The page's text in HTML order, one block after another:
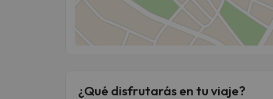
¿Qué disfrutarás en tu viaje?